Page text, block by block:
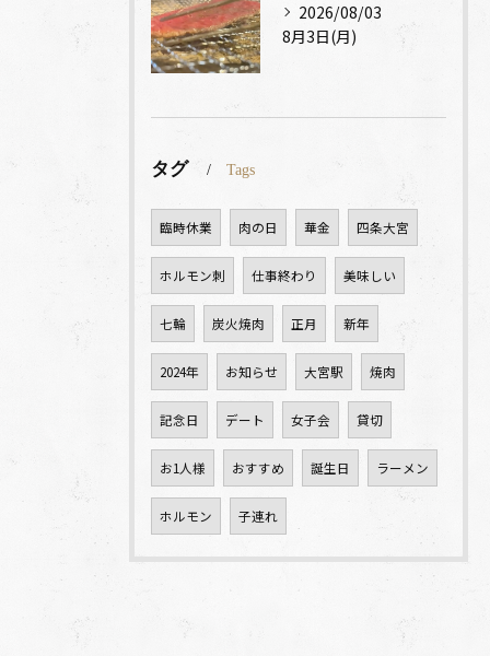
2026/08/03
8月3日(月)
タグ Tags
臨時休業 肉の日 華金 四条大宮
ホルモン刺 仕事終わり 美味しい
七輪 炭火焼肉 正月 新年
2024年 お知らせ 大宮駅 焼肉
記念日 デート 女子会 貸切
お1人様 おすすめ 誕生日 ラーメン
ホルモン 子連れ